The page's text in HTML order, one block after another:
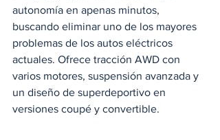
autonomía en apenas minutos,
buscando eliminar uno de los mayores
problemas de los autos eléctricos
actuales. Ofrece tracción AWD con
varios motores, suspensión avanzada y
un diseño de superdeportivo en
versiones coupé y convertible.